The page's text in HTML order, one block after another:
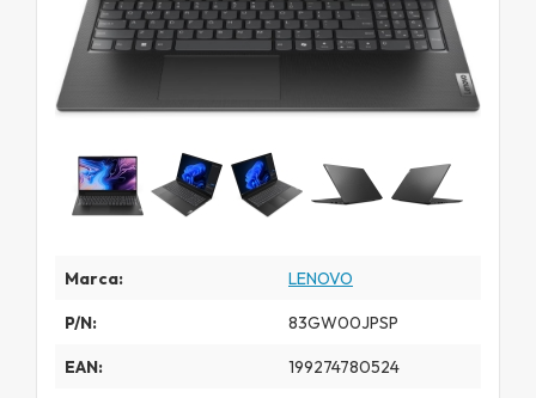
Marca: LENOVO
P/N: 83GW00JPSP
EAN: 199274780524